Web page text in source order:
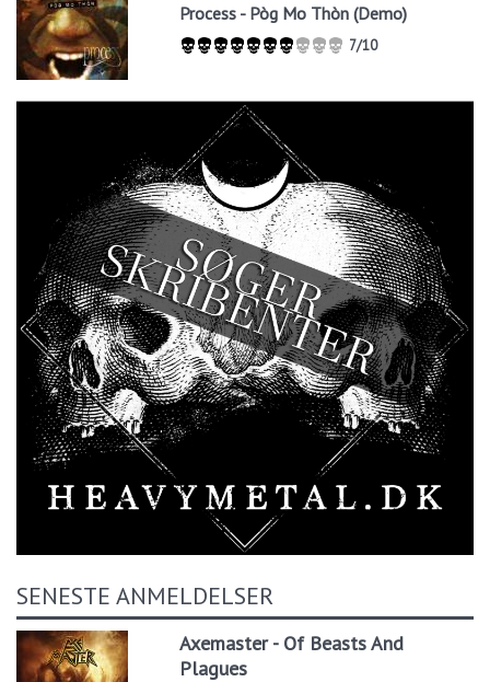
Process - Pòg Mo Thòn (Demo)
7/10
SENESTE ANMELDELSER
Axemaster - Of Beasts And
Plagues